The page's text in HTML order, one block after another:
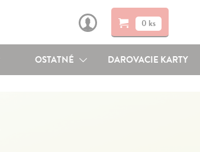
0 ks
OSTATNÉ DAROVACIE KARTY